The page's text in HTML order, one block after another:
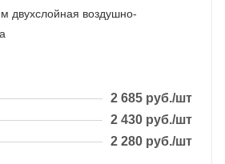
двухслойная воздушно-
2 685 руб./шт
2 430 руб./шт
2 280 руб./шт